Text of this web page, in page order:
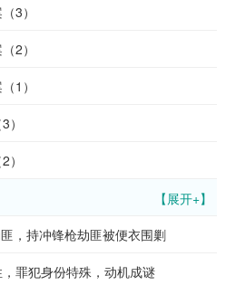
3）
2）
1）
【展开+】
，持冲锋枪劫匪被便衣围剿
罪犯身份特殊，动机成谜